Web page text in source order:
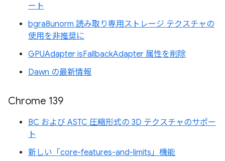
ート
bgra8unorm 読み取り専用ストレージ テクスチャの
使用を非推奨に
GPUAdapter isFallbackAdapter 属性を削除
Dawn の最新情報
Chrome 139
BC および ASTC 圧縮形式の 3D テクスチャのサポー
ト
新しい「core-features-and-limits」機能